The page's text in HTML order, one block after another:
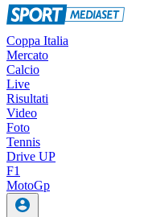
Coppa Italia
Mercato
Calcio
Live
Risultati
Video
Foto
Tennis
Drive UP
F1
MotoGp